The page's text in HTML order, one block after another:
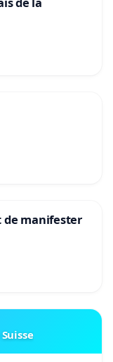
de manifester